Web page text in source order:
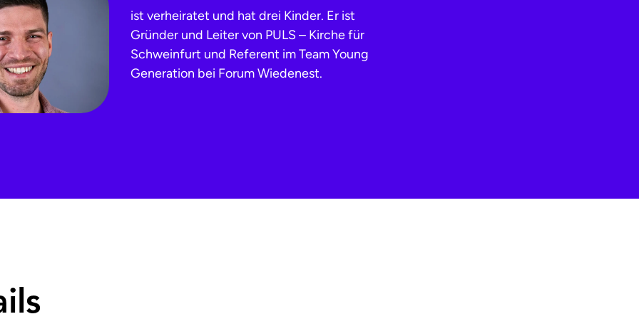
ist verheiratet und hat drei Kinder. Er ist
Gründer und Leiter von PULS – Kirche für
Schweinfurt und Referent im Team Young
Generation bei Forum Wiedenest.